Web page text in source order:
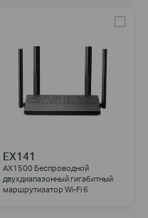
EX141
AX1500 Беспроводной
двухдиапазонный гигабитный
маршрутизатор Wi-Fi 6